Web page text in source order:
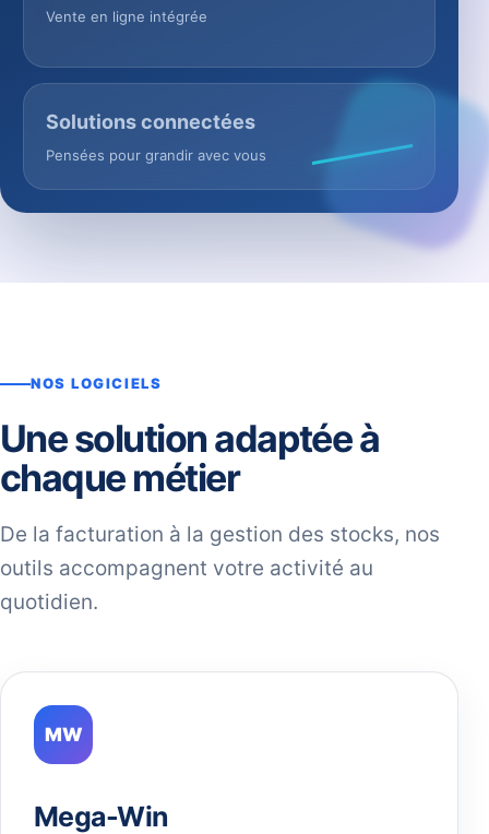
Vente en ligne intégrée
Solutions connectées
Pensées pour grandir avec vous
NOS LOGICIELS
Une solution adaptée à
chaque métier
De la facturation à la gestion des stocks, nos
outils accompagnent votre activité au
quotidien.
MW
Mega-Win